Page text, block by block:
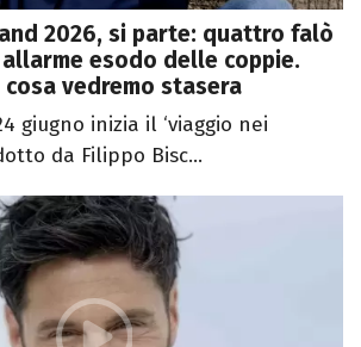
2026, si parte: quattro falò
esodo delle coppie.
vedremo stasera
giugno inizia il ‘viaggio nei
da Filippo Bisc...